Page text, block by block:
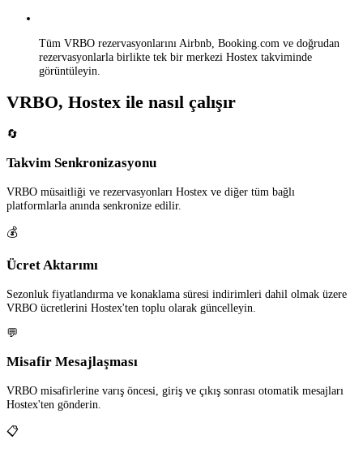
Tüm VRBO rezervasyonlarını Airbnb, Booking.com ve doğrudan
rezervasyonlarla birlikte tek bir merkezi Hostex takviminde
görüntüleyin.
VRBO, Hostex ile nasıl çalışır
🔄
Takvim Senkronizasyonu
VRBO müsaitliği ve rezervasyonları Hostex ve diğer tüm bağlı
platformlarla anında senkronize edilir.
💰
Ücret Aktarımı
Sezonluk fiyatlandırma ve konaklama süresi indirimleri dahil olmak üzere
VRBO ücretlerini Hostex'ten toplu olarak güncelleyin.
💬
Misafir Mesajlaşması
VRBO misafirlerine varış öncesi, giriş ve çıkış sonrası otomatik mesajları
Hostex'ten gönderin.
📋